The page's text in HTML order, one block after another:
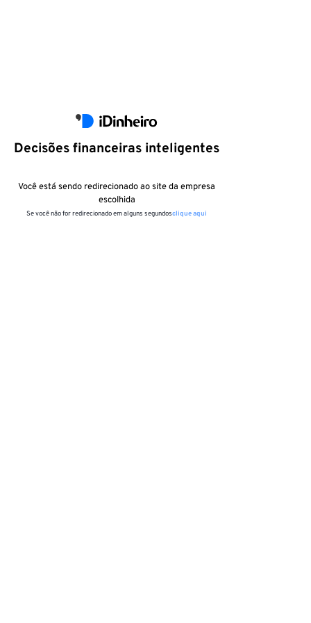
Decisões financeiras inteligentes
Você está sendo redirecionado ao site da empresa
escolhida
Se você não for redirecionado em alguns segundosclique aqui